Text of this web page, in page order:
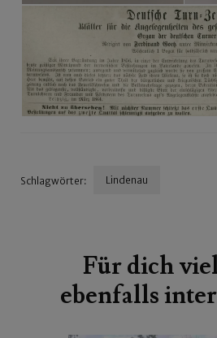
Schlagwörter: Lindenau
Für dich
ebenfalls